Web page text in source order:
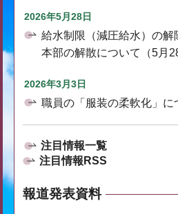
2026年5月28日
給水制限（減圧給水）の
本部の解散について（5月
2026年3月3日
職員の「服装の柔軟化」に
注目情報一覧
注目情報RSS
報道発表資料